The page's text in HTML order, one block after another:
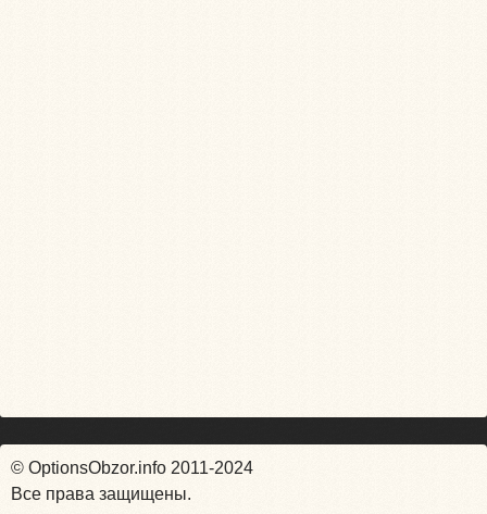
© OptionsObzor.info 2011-2024
Все права защищены.